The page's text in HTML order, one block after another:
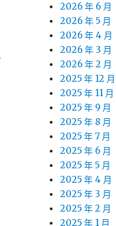
2026 年 6 月
2026 年 5 月
2026 年 4 月
2026 年 3 月
2026 年 2 月
2025 年 12 月
2025 年 11 月
2025 年 9 月
2025 年 8 月
2025 年 7 月
2025 年 6 月
2025 年 5 月
2025 年 4 月
2025 年 3 月
2025 年 2 月
2025 年 1 月